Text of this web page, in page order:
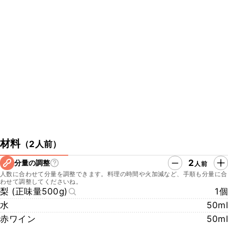
材料（2人前）
分量の調整 2 人前
人数に合わせて分量を調整できます。料理の時間や火加減など、手順も分量に合
わせて調整してくださいね。
梨 (正味量500g)
1個
水
50ml
赤ワイン
50ml